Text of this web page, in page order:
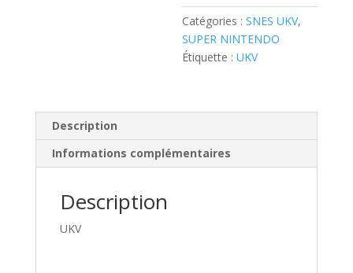
Catégories :SNES UKV,
SUPER NINTENDO
Étiquette :UKV
Description
Informations complémentaires
Description
UKV